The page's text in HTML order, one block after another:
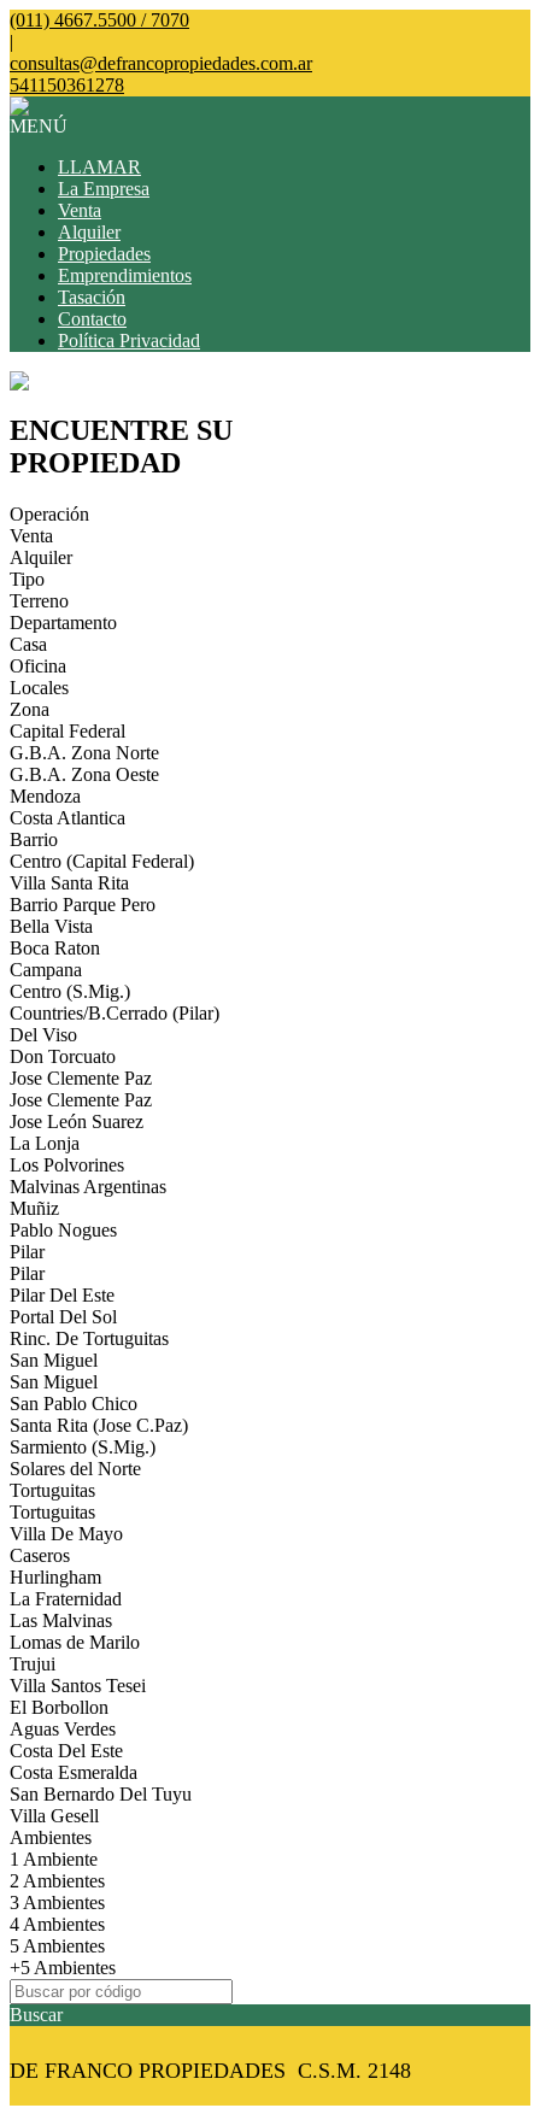
(011) 4667.5500 / 7070
|
consultas@defrancopropiedades.com.ar
541150361278
MENÚ
LLAMAR
La Empresa
Venta
Alquiler
Propiedades
Emprendimientos
Tasación
Contacto
Política Privacidad
ENCUENTRE SU
PROPIEDAD
Operación
Venta
Alquiler
Tipo
Terreno
Departamento
Casa
Oficina
Locales
Zona
Capital Federal
G.B.A. Zona Norte
G.B.A. Zona Oeste
Mendoza
Costa Atlantica
Barrio
Centro (Capital Federal)
Villa Santa Rita
Barrio Parque Pero
Bella Vista
Boca Raton
Campana
Centro (S.Mig.)
Countries/B.Cerrado (Pilar)
Del Viso
Don Torcuato
Jose Clemente Paz
Jose Clemente Paz
Jose León Suarez
La Lonja
Los Polvorines
Malvinas Argentinas
Muñiz
Pablo Nogues
Pilar
Pilar
Pilar Del Este
Portal Del Sol
Rinc. De Tortuguitas
San Miguel
San Miguel
San Pablo Chico
Santa Rita (Jose C.Paz)
Sarmiento (S.Mig.)
Solares del Norte
Tortuguitas
Tortuguitas
Villa De Mayo
Caseros
Hurlingham
La Fraternidad
Las Malvinas
Lomas de Marilo
Trujui
Villa Santos Tesei
El Borbollon
Aguas Verdes
Costa Del Este
Costa Esmeralda
San Bernardo Del Tuyu
Villa Gesell
Ambientes
1 Ambiente
2 Ambientes
3 Ambientes
4 Ambientes
5 Ambientes
+5 Ambientes
Buscar
DE FRANCO PROPIEDADES C.S.M. 2148